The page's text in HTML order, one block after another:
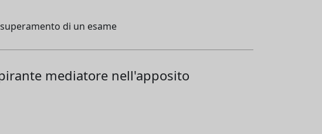
di un esame
mediatore nell'apposito